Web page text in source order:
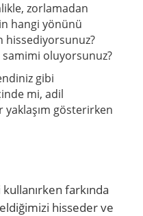
zorlamadan
hangi yönünü
hissediyorsunuz?
samimi oluyorsunuz?
gibi
mi, adil
yaklaşım gösterirken
kullanırken farkında
hisseder ve